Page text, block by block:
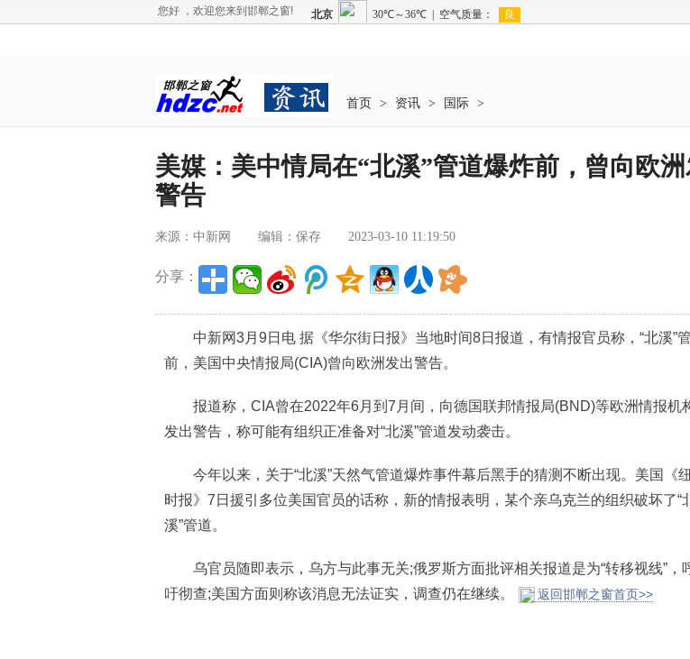
您好 ，欢迎您来到邯郸之窗!
首页 > 资讯 > 国际 >
美媒：美中情局在“北溪”管道爆炸前，曾向欧洲
警告
来源：中新网 编辑：保存 2023-03-10 11:19:50
分享：
中新网3月9日电 据《华尔街日报》当地时间8日报道，有情报官员称，“北溪”
前，美国中央情报局(CIA)曾向欧洲发出警告。
报道称，CIA曾在2022年6月到7月间，向德国联邦情报局(BND)等欧洲情报机
发出警告，称可能有组织正准备对“北溪”管道发动袭击。
今年以来，关于“北溪”天然气管道爆炸事件幕后黑手的猜测不断出现。美国《
时报》7日援引多位美国官员的话称，新的情报表明，某个亲乌克兰的组织破坏了“
溪”管道。
乌官员随即表示，乌方与此事无关;俄罗斯方面批评相关报道是为“转移视线”，
吁彻查;美国方面则称该消息无法证实，调查仍在继续。
返回邯郸之窗首页>>